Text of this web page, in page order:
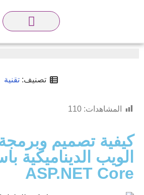
تصنيف:تقنية
المشاهدات: 110
كيفية تصميم
الويب الديناميكية
ASP.NET Core